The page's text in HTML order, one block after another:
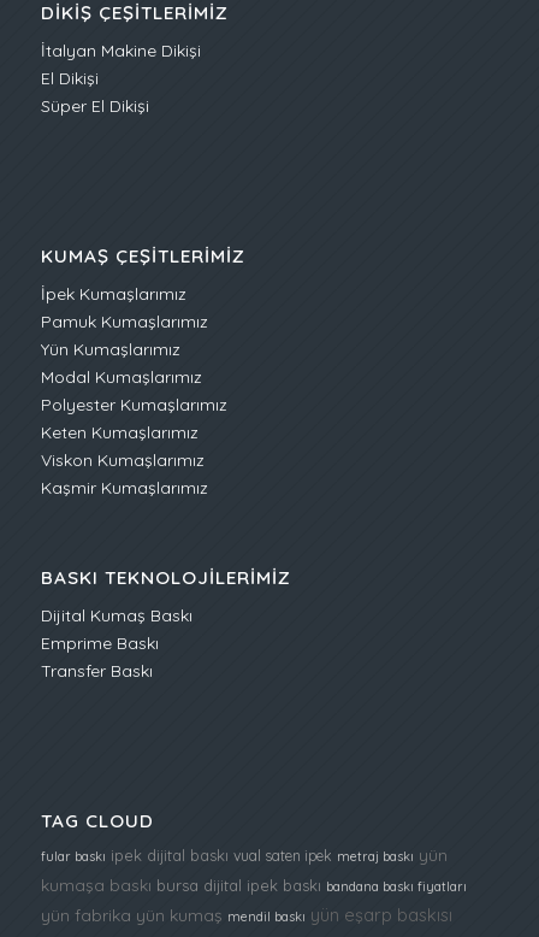
DIKIŞ ÇEŞITLERIMIZ
İtalyan Makine Dikişi
El Dikişi
Süper El Dikişi
KUMAŞ ÇEŞITLERIMIZ
İpek Kumaşlarımız
Pamuk Kumaşlarımız
Yün Kumaşlarımız
Modal Kumaşlarımız
Polyester Kumaşlarımız
Keten Kumaşlarımız
Viskon Kumaşlarımız
Kaşmir Kumaşlarımız
BASKI TEKNOLOJILERIMIZ
Dijital Kumaş Baskı
Emprime Baskı
Transfer Baskı
TAG CLOUD
fular baskı ipek dijital baskı vual saten ipek metraj baskı yün
kumaşa baskı bursa dijital ipek baskı bandana baskı fiyatları
yün fabrika yün kumaş mendil baskı yün eşarp baskısı